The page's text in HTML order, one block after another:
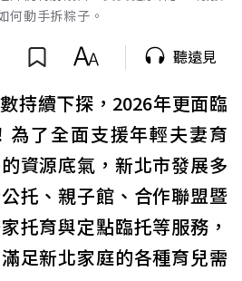
何動手拆粽子。
聽遠見
持續下探，2026年更面臨
為了全面支援年輕夫妻育
資源底氣，新北市發展多
托、親子館、合作聯盟暨
托育與定點臨托等服務，
足新北家庭的各種育兒需